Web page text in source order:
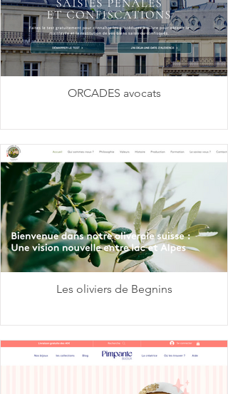
ORCADES avocats
Les oliviers de Begnins